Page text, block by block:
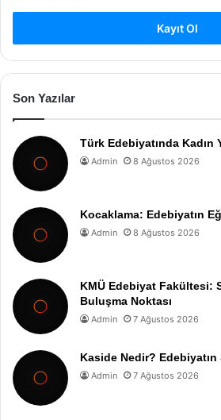
Kayıt Ol
Son Yazılar
Türk Edebiyatında Kadın
Admin 8 Ağustos 2026
Kocaklama: Edebiyatın
Admin 8 Ağustos 2026
KMÜ Edebiyat Fakültesi:
Buluşma Noktası
Admin 7 Ağustos 2026
Kaside Nedir?
Admin 7 Ağustos 2026